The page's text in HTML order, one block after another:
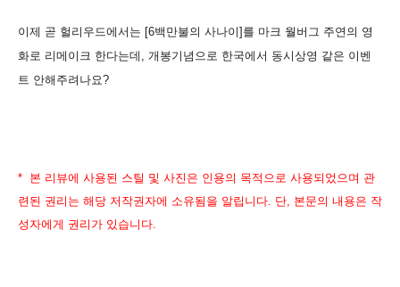
이제 곧 헐리우드에서는 [6백만불의 사나이]를 마크 월버그 주연의 영
화로 리메이크 한다는데, 개봉기념으로 한국에서 동시상영 같은 이벤
트 안해주려나요?
* 본 리뷰에 사용된 스틸 및 사진은 인용의 목적으로 사용되었으며 관
련된 권리는 해당 저작권자에 소유됨을 알립니다. 단, 본문의 내용은 작
성자에게 권리가 있습니다.